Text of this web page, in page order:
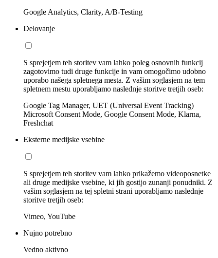
Google Analytics, Clarity, A/B-Testing
Delovanje
S sprejetjem teh storitev vam lahko poleg osnovnih funkcij
zagotovimo tudi druge funkcije in vam omogočimo udobno
uporabo našega spletnega mesta. Z vašim soglasjem na tem
spletnem mestu uporabljamo naslednje storitve tretjih oseb:
Google Tag Manager, UET (Universal Event Tracking)
Microsoft Consent Mode, Google Consent Mode, Klarna,
Freshchat
Eksterne medijske vsebine
S sprejetjem teh storitev vam lahko prikažemo videoposnetke
ali druge medijske vsebine, ki jih gostijo zunanji ponudniki. Z
vašim soglasjem na tej spletni strani uporabljamo naslednje
storitve tretjih oseb:
Vimeo, YouTube
Nujno potrebno
Vedno aktivno